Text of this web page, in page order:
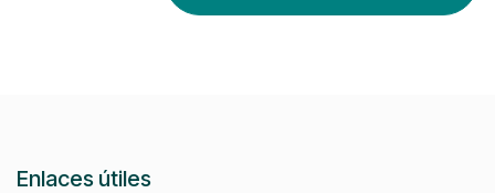
Enlaces útiles